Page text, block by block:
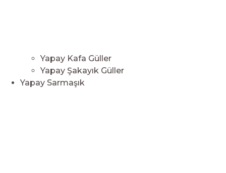
Yapay Kafa Güller
Yapay Şakayık Güller
Yapay Sarmaşık